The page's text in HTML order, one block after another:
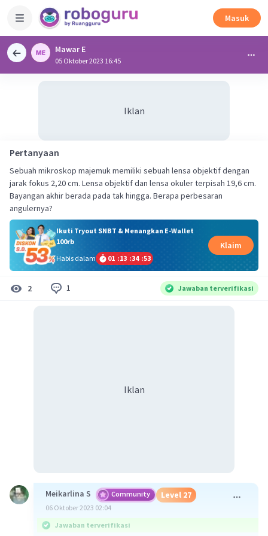
Masuk
Mawar E
05 Oktober 2023 16:45
Iklan
Pertanyaan
Sebuah mikroskop majemuk memiliki sebuah lensa objektif dengan
jarak fokus 2,20 cm. Lensa objektif dan lensa okuler terpisah 19,6 cm.
Bayangan akhir berada pada tak hingga. Berapa perbesaran
angulernya?
Ikuti Tryout SNBT & Menangkan E-Wallet
100rb
Habis dalam
01 :13 :34 :52
Klaim
2 1 Jawaban terverifikasi
Iklan
Meikarlina S Community Level 27
06 Oktober 2023 02:04
Jawaban terverifikasi